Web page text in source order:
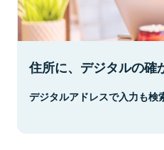
住所に、デジタルの確
デジタルアドレスで入力も検